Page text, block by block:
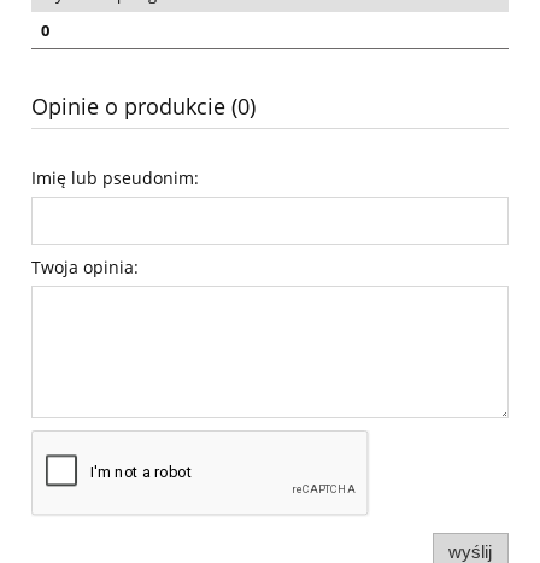
0
Opinie o produkcie (0)
Imię lub pseudonim:
Twoja opinia:
wyślij